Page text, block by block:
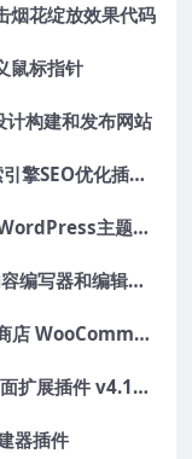
花绽放效果代码
鼠标指针
构建和发布网站
[汉化] Yoast SEO Premium 搜索引擎SEO优化插件+全套扩展附件
Yobazar - 专业WooCommerce WordPress主题，助力在线商店
[汉化] Aiomatic v2.5.7 自动AI内容编写器和编辑器GPT-3和GPT-4等AI工具包
[汉化] Chromium 在线汽车配件商店 WooCommerce 主题 v1.3.28
[汉化] Astra Pro 高级主题模块页面扩展插件 v4.11.6
器插件